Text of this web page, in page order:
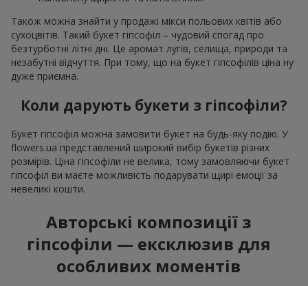
Також можна знайти у продажі мікси польових квітів або
сухоцвітів. Такий букет гіпсофіл – чудовий спогад про
безтурботні літні дні. Це аромат лугів, селища, природи та
незабутні відчуття. При тому, що на букет гіпсофілів ціна ну
дуже приємна.
Коли дарують букети з гіпсофіли?
Букет гіпсофіл можна замовити букет на будь-яку подію. У
flowers.ua представлений широкий вибір букетів різних
розмірів. Ціна гіпсофіли не велика, тому замовляючи букет
гіпсофіл ви маєте можливість подарувати щирі емоції за
невеликі кошти.
Авторські композиції з
гіпсофіли — ексклюзив для
особливих моментів